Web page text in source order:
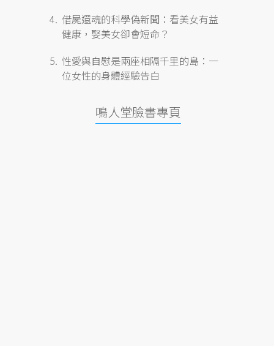
借屍還魂的科學偽新聞：看美女有益
健康，娶美女卻會短命？
性愛與自慰是兩座相隔千里的島：一
位女性的身體經驗告白
鳴人堂臉書專頁